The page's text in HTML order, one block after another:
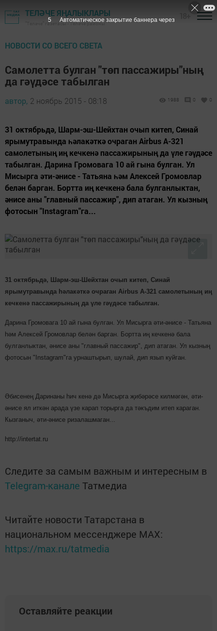
ТЕЛӘЧЕ ЯҢАЛЫКЛАРЫ
"Теләче" газетасы - Теләче районы
НОВОСТИ СО ВСЕГО СВЕТА
Самолетта булган "төп пассажиры"ның
да гәүдәсе табылган
автор, 2 ноябрь 2015 - 08:18 1988 0 0
31 октябрьдә, Шарм-эш-Шейхтан очып китеп, Синай
ярымутравында һәлакәткә очраган Airbus A-321
самолетының иң кечкенә пассажирының да үле гәүдәсе
табылган. Дарина Громовага 10 ай гына булган. Ул
Мисырга әти-әнисе - Татьяна һәм Алексей Громовлар
белән барган. Бортта иң кечкенә бала булганлыктан,
әнисе аны "главный пассажир", дип атаган. Ул кызның
фотосын "Instagram"га...
31 октябрьдә, Шарм-эш-Шейхтан очып китеп, Синай
ярымутравында һәлакәткә очраган Airbus A-321 самолетының иң
кечкенә пассажирының да үле гәүдәсе табылган.
Дарина Громовага 10 ай гына булган. Ул Мисырга әти-әнисе - Татьяна
һәм Алексей Громовлар белән барган. Бортта иң кечкенә бала
булганлыктан, әнисе аны "главный пассажир", дип атаган. Ул кызның
фотосын "Instagram"га урнаштырып, шулай, дип язып куйган.
Әбисенең Даринаны һич кенә дә Мисырга җибәрәсе килмәгән, әти-
әнисе ял иткән арада үзе карап торырга да тәкъдим итеп караган.
Кызганыч, әти-әнисе ризалашмаган...
http://intertat.ru
Следите за самым важным и интересным в
Telegram-канале Татмедиа
Читайте новости Татарстана в
национальном мессенджере MАХ:
https://max.ru/tatmedia
Оставляйте реакции
5 Автоматическое закрытие баннера через